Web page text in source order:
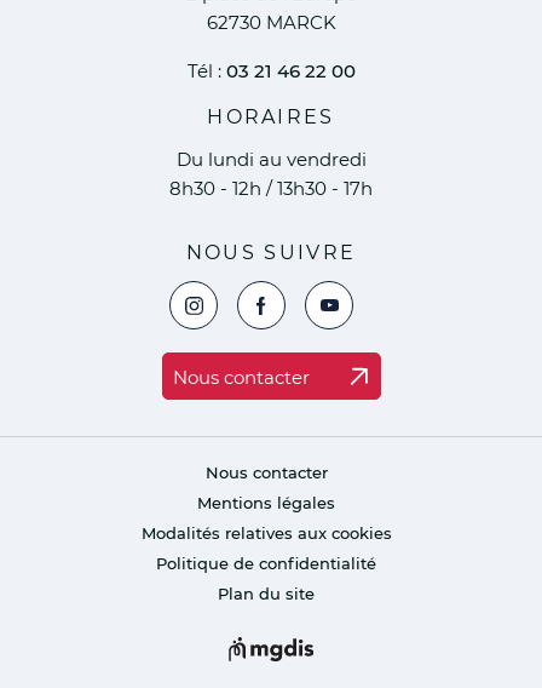
62730 MARCK
Tél : 03 21 46 22 00
HORAIRES
Du lundi au vendredi
8h30 - 12h / 13h30 - 17h
NOUS SUIVRE
Voir la page Instagram de la ville de
Voir la page Facebook de la ville
Voir le compte YouTube
Nous contacter
Nous contacter
Mentions légales
Modalités relatives aux cookies
Politique de confidentialité
Plan du site